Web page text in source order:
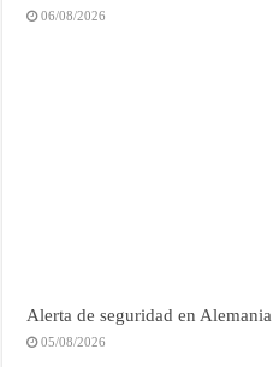
06/08/2026
Alerta de seguridad en
05/08/2026